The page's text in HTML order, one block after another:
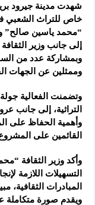
شهدت مدينة جيرود
خاص للتراث الشعبي
“محمد ياسين صالح”
إلى جانب وزير
وبمشاركة ‌‏عدد من
وممثلين عن الجهات
وتضمنت الفعالية
التراثية، إلى جانب
وأهمية الحفاظ على
القائمين على
وأكد وزير الثقافة
التسهيلات اللازمة
المبادرات
ويقدم صورة متكاملة